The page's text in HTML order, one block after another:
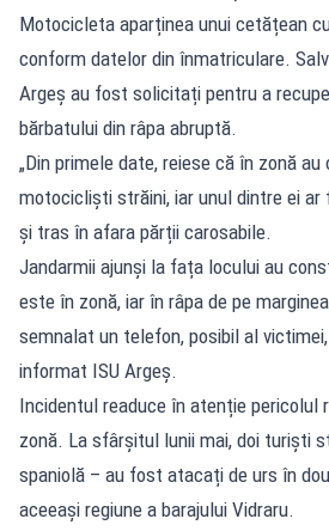
Motocicleta aparținea unui cetățean
conform datelor din înmatriculare.
Argeș au fost solicitați pentru a
bărbatului din râpa abruptă.
„Din primele date, reiese că în zonă
motocicliști străini, iar unul dintre ei
și tras în afara părții carosabile.
Jandarmii ajunși la fața locului au
este în zonă, iar în râpa de pe
semnalat un telefon, posibil al
informat ISU Argeș.
Incidentul readuce în atenție pericolul
zonă. La sfârșitul lunii mai, doi turiști
spaniolă – au fost atacați de urs în
aceeași regiune a barajului Vidraru.